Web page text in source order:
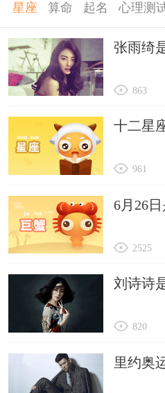
星座 算命 起名 心理测
张雨绮
863
十二星
961
6月26
2525
刘诗诗
820
里约奥